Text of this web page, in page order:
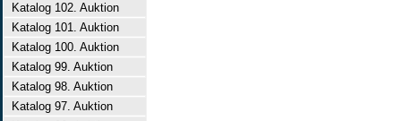
Katalog 102. Auktion
Katalog 101. Auktion
Katalog 100. Auktion
Katalog 99. Auktion
Katalog 98. Auktion
Katalog 97. Auktion